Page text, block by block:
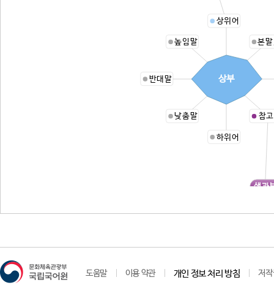
상위어
본
생과
참
하위어
낮춤말
반대말
높임말
상부
도움말 이용 약관 개인 정보 처리 방침 저